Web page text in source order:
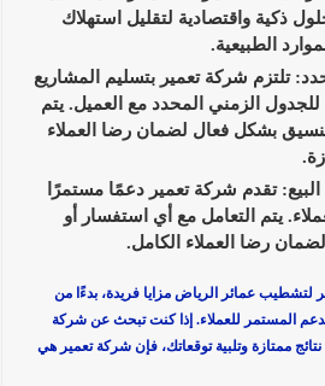
ذكية واقتصادية لتقليل استهلاك
الطبيعية.
تلتزم شركة تعمير بتسليم المشاريع
الزمني المحدد مع العميل. يتم
بشكل فعال لضمان رضا العملاء
تقدم شركة تعمير دعمًا مستمرًا
يتم التعامل مع أي استفسار أو
رضا العملاء الكامل.
لتشطيب عمائر الرياض مزايا فريدة، بدءًا من
الدعم المستمر للعملاء. إذا كنت تبحث عن شركة
ممتازة وتلبية توقعاتك، فإن شركة تعمير هي